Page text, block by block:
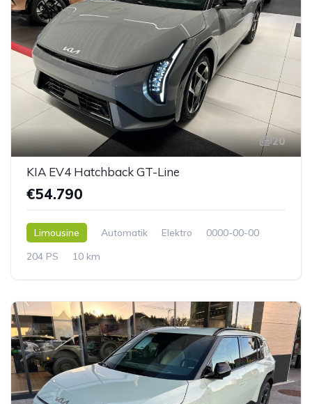
20
KIA EV4 Hatchback GT-Line
€54.790
Limousine Automatik Elektro
0000-00-00
204 PS
10 km